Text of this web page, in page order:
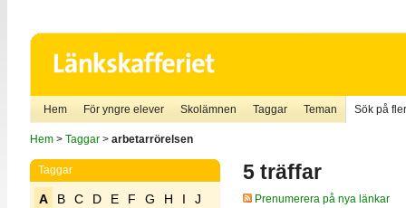
Hem För yngre elever Skolämnen Taggar Teman Sök på
Hem> Taggar> arbetarrörelsen
Taggar
A B C D E F G H I
J
5 träffar
Prenumerera på nya länkar